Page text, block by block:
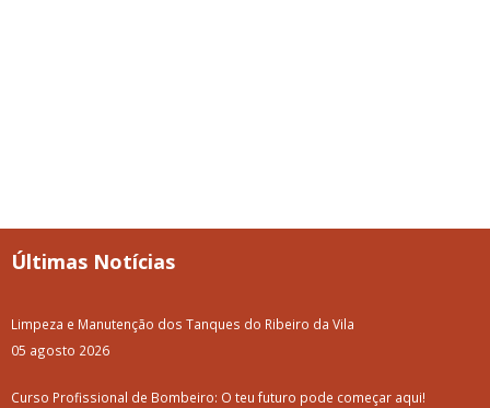
Últimas Notícias
Limpeza e Manutenção dos Tanques do Ribeiro da Vila
05 agosto 2026
Curso Profissional de Bombeiro: O teu futuro pode começar aqui!